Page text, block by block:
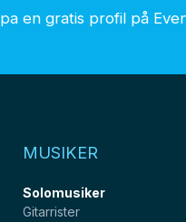
en gratis profil på
MUSIKER
Solomusiker
Gitarrister